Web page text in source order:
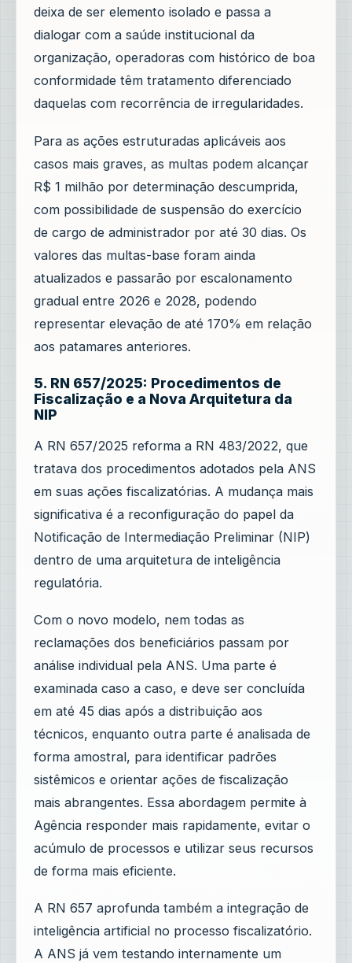
deixa de ser elemento isolado e passa a
dialogar com a saúde institucional da
organização, operadoras com histórico de boa
conformidade têm tratamento diferenciado
daquelas com recorrência de irregularidades.
Para as ações estruturadas aplicáveis aos
casos mais graves, as multas podem alcançar
R$ 1 milhão por determinação descumprida,
com possibilidade de suspensão do exercício
de cargo de administrador por até 30 dias. Os
valores das multas-base foram ainda
atualizados e passarão por escalonamento
gradual entre 2026 e 2028, podendo
representar elevação de até 170% em relação
aos patamares anteriores.
5. RN 657/2025: Procedimentos de
Fiscalização e a Nova Arquitetura da
NIP
A RN 657/2025 reforma a RN 483/2022, que
tratava dos procedimentos adotados pela ANS
em suas ações fiscalizatórias. A mudança mais
significativa é a reconfiguração do papel da
Notificação de Intermediação Preliminar (NIP)
dentro de uma arquitetura de inteligência
regulatória.
Com o novo modelo, nem todas as
reclamações dos beneficiários passam por
análise individual pela ANS. Uma parte é
examinada caso a caso, e deve ser concluída
em até 45 dias após a distribuição aos
técnicos, enquanto outra parte é analisada de
forma amostral, para identificar padrões
sistêmicos e orientar ações de fiscalização
mais abrangentes. Essa abordagem permite à
Agência responder mais rapidamente, evitar o
acúmulo de processos e utilizar seus recursos
de forma mais eficiente.
A RN 657 aprofunda também a integração de
inteligência artificial no processo fiscalizatório.
A ANS já vem testando internamente um